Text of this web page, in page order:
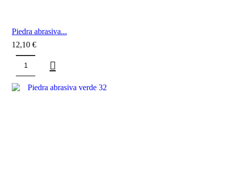
Piedra abrasiva...
12,10 €